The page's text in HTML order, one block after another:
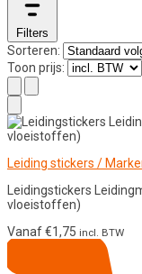
Filters
Sorteren:
Toon prijs:
Leiding stickers /
Leidingstickers
vloeistoffen)
Vanaf€1,75 incl. BTW